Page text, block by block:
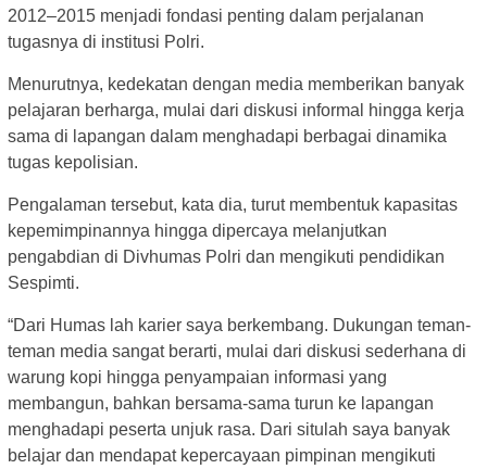
2012–2015 menjadi fondasi penting dalam perjalanan
tugasnya di institusi Polri.
Menurutnya, kedekatan dengan media memberikan banyak
pelajaran berharga, mulai dari diskusi informal hingga kerja
sama di lapangan dalam menghadapi berbagai dinamika
tugas kepolisian.
Pengalaman tersebut, kata dia, turut membentuk kapasitas
kepemimpinannya hingga dipercaya melanjutkan
pengabdian di Divhumas Polri dan mengikuti pendidikan
Sespimti.
“Dari Humas lah karier saya berkembang. Dukungan teman-
teman media sangat berarti, mulai dari diskusi sederhana di
warung kopi hingga penyampaian informasi yang
membangun, bahkan bersama-sama turun ke lapangan
menghadapi peserta unjuk rasa. Dari situlah saya banyak
belajar dan mendapat kepercayaan pimpinan mengikuti